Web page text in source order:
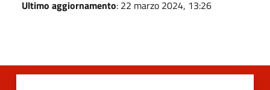
Ultimo aggiornamento: 22 marzo 2024, 13:26